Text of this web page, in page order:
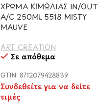
ΧΡΩΜΑ ΚΙΜΩΛΙΑΣ IN/OUT
A/C 250ML 5518 MISTY
MAUVE
ART CREATION
Σε απόθεμα
GTIN: 8712079428839
Συνδεθείτε για να δείτε
τιμές